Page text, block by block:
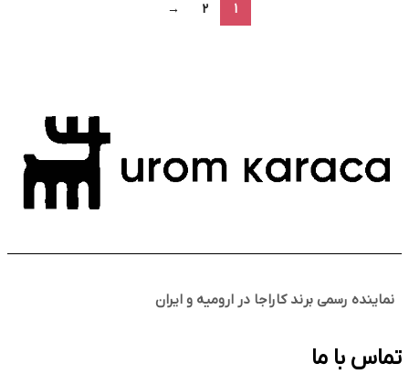
1
2
→
نماینده رسمی برند کاراجا در ارومیه و ایران
تماس با ما